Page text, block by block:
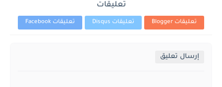
تعليقات
تعليقات Blogger تعليقات Disqus تعليقات Facebook
إرسال تعليق